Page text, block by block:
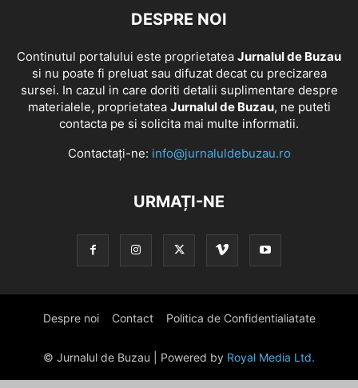
DESPRE NOI
Continutul portalului este proprietatea Jurnalul de Buzau
si nu poate fi preluat sau difuzat decat cu precizarea
sursei. In cazul in care doriti detalii suplimentare despre
materialele, proprietatea Jurnalul de Buzau, ne puteti
contacta pe si solicita mai multe informatii.
Contactați-ne: info@jurnaluldebuzau.ro
URMAȚI-NE
Despre noi Contact Politica de Confidentialiatate
© Jurnalul de Buzau | Powered by Royal Media Ltd.